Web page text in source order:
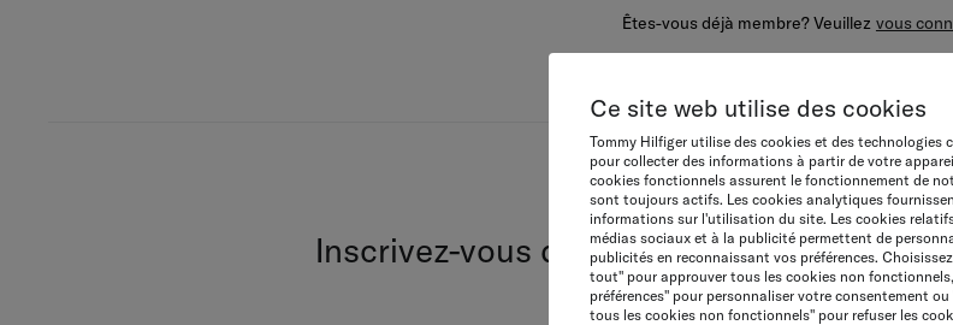
Êtes-vous déjà membre? Veuillez vous
Tommy Together
Inscrivez-vous dès aujourd'hui et
Ce site web utilise des cookies
Tommy Hilfiger utilise des cookies et des technologies
pour collecter des informations à partir de votre
cookies fonctionnels assurent le fonctionnement de
sont toujours actifs. Les cookies analytiques
informations sur l'utilisation du site. Les cookies
médias sociaux et à la publicité permettent de
publicités en reconnaissant vos préférences.
tout" pour approuver tous les cookies non fonctionnels,
préférences" pour personnaliser votre consentement ou
tous les cookies non fonctionnels" pour refuser les